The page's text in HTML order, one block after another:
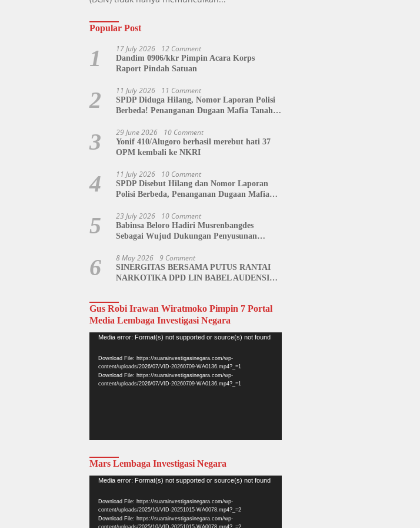
Popular Post
1 17 July 2026 12 Comment
Dandim 0906/kkr Pimpin Acara Korps
Raport Pindah Satuan
2 11 July 2026 11 Comment
SPDP Diduga Hilang, Nomor Laporan Polisi
Berbeda! Penanganan Dugaan Mafia Tanah
Siap Kawal Hingga Tingkat Pusat
3 29 June 2026 10 Comment
Yonif 410/Alugoro berhasil merebut hati 37
OPM kembali ke NKRI
4 11 July 2026 10 Comment
SPDP Disebut Hilang dan Nomor Laporan
Polisi Berbeda, Penanganan Dugaan Mafia
5 23 July 2026 10 Comment
Babinsa Beloro Hadiri Musrenbangdes
Sebagai Wujud Dukungan Penyusunan
6 8 May 2026 9 Comment
SINERGITAS BERSAMA PUTUS RANTAI
NARKOTIKA DPD LIN BABEL AUDENSI
Gus Robi Irawan Wiratmoko Pimpin 7 Portal
Media Lembaga Investigasi Negara
Video
Media error: Format(s) not supported or source(s) not found
Download File: https://suarainvestigasinegara.com/wp-
content/uploads/2026/07/VID-20260709-WA0136.mp4?_=1
Download File: https://suarainvestigasinegara.com/wp-
content/uploads/2026/07/VID-20260709-WA0136.mp4?_=1
Mars Lembaga Investigasi Negara
Video
Media error: Format(s) not supported or source(s) not found
Download File: https://suarainvestigasinegara.com/wp-
content/uploads/2025/10/VID-20251015-WA0078.mp4?_=2
Download File: https://suarainvestigasinegara.com/wp-